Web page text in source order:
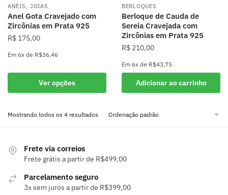
produto
produto
ANÉIS, JOIAS
Anel Gota Cravejado com
Zircônias em Prata 925
R$ 175,00
Em 6x de R$36,46
Ver opções
tem
variantes.
podem
escolhidas
BERLOQUES
Berloque de Cauda de
Sereia Cravejada com
Zircônias em Prata 925
R$ 210,00
Em 6x de R$43,75
Adicionar ao carrinho
Mostrando todos os 4 resultados
Frete via correios
Frete grátis a partir de R$499,00
Parcelamento seguro
3x sem juros a partir de R$399,00